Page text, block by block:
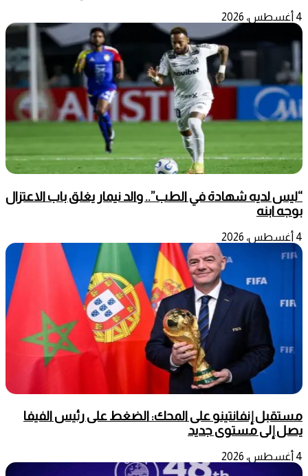
4 أغسطس، 2026
“ليس لديه شهادة في الطب”.. والد نيمار يغلق باب الاعتزال
بوجه ابنه
4 أغسطس، 2026
مستقبل إنفانتينو على المحك: الضغط على رئيس الفيفا
يصل إلى مستوى جديد
4 أغسطس، 2026